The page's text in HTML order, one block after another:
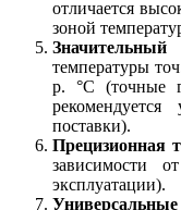
отличается
зоной
температуры
р. °C (точные
поставки).
Прецизионная
зависимости
эксплуатации).